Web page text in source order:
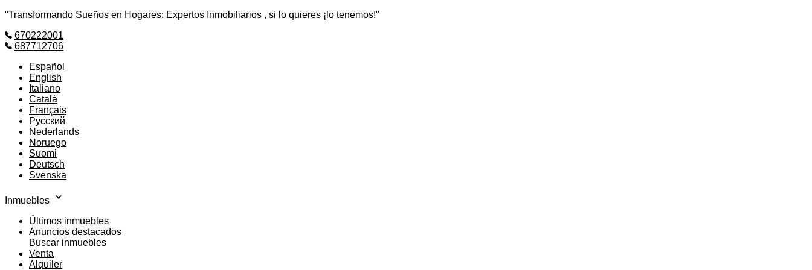
"Transformando Sueños en Hogares: Expertos Inmobiliarios , si lo quieres ¡lo tenemos!"
670222001
687712706
Español
English
Italiano
Català
Français
Русский
Nederlands
Noruego
Suomi
Deutsch
Svenska
Inmuebles
Últimos inmuebles
Anuncios destacados
Buscar inmuebles
Venta
Alquiler